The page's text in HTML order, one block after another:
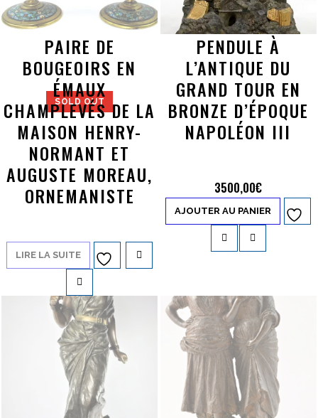
SOLD OUT
PAIRE DE
BOUGEOIRS EN
ÉMAUX
CHAMPLEVÉS DE LA
MAISON HENRY-
NORMANT ET
AUGUSTE MOREAU,
ORNEMANISTE
LIRE LA SUITE
PENDULE À
L’ANTIQUE DU
GRAND TOUR EN
BRONZE D’ÉPOQUE
NAPOLÉON III
3500,00€
AJOUTER AU PANIER